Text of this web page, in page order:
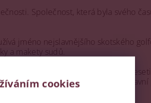
Společnost, která byla svého
jméno nejslavnějšího skotského
a makety sudů.
skotská whisky. Dále pak
jejíž název je odvozen od
cookies